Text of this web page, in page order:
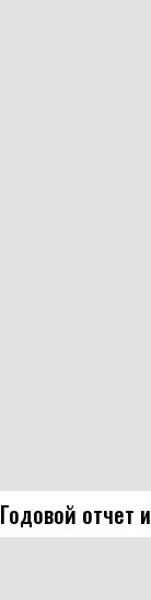
Годовой отчет